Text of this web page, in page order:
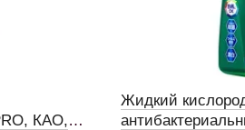
КАО,
Жидкий